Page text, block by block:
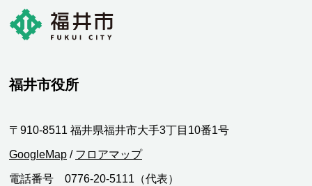
福井市役所
〒910-8511 福井県福井市大手3丁目10番1号
GoogleMap / フロアマップ
電話番号 0776-20-5111（代表）